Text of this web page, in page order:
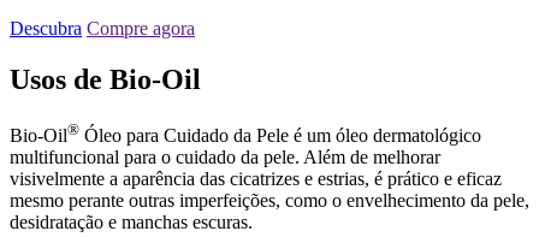
Descubra Compre agora
Usos de Bio-Oil
Bio-Oil® Óleo para Cuidado da Pele é um óleo dermatológico
multifuncional para o cuidado da pele. Além de melhorar
visivelmente a aparência das cicatrizes e estrias, é prático e eficaz
mesmo perante outras imperfeições, como o envelhecimento da pele,
desidratação e manchas escuras.